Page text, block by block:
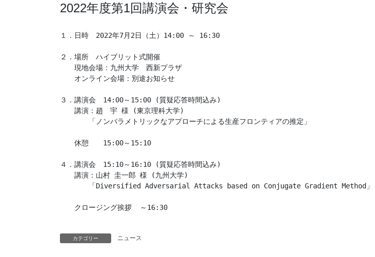
2022年度第1回講演会・研究会
１．日時　2022年7月2日（土）14:00 ～ 16:30
２．場所　ハイブリット式開催
現地会場：九州大学　西新プラザ
オンライン会場：別途お知らせ
３．講演会　14:00～15:00 (質疑応答時間込み)
講演：趙　宇 様 (東京理科大学)
「ノンパラメトリックなアプローチによる生産フロンティアの推定」
休憩　　15:00～15:10
４．講演会　15:10～16:10 (質疑応答時間込み)
講演：山村 圭一郎 様 (九州大学)
「Diversified Adversarial Attacks based on Conjugate Gradient Method」
クロージング挨拶  ～16:30
カテゴリー ニュース